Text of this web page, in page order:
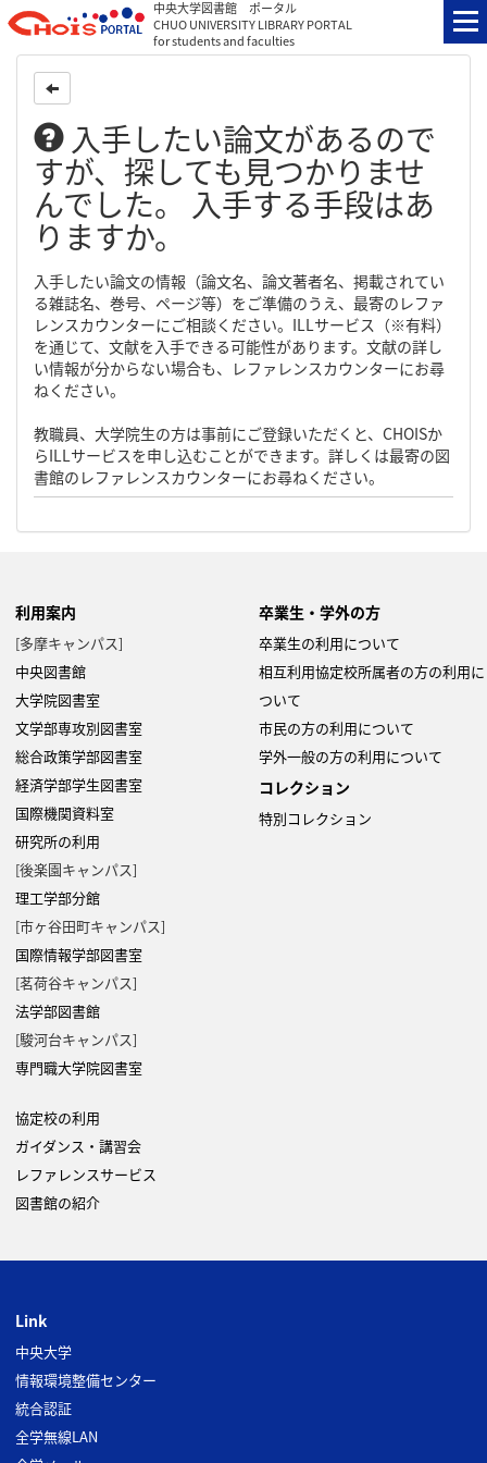
中央大学図書館 ポータル
CHUO UNIVERSITY LIBRARY PORTAL
for students and faculties
入手したい論文があるので
すが、探しても見つかりませ
んでした。 入手する手段はあ
りますか。
入手したい論文の情報（論文名、論文著者名、掲載されてい
る雑誌名、巻号、ページ等）をご準備のうえ、最寄のレファ
レンスカウンターにご相談ください。ILLサービス（※有料）
を通じて、文献を入手できる可能性があります。文献の詳し
い情報が分からない場合も、レファレンスカウンターにお尋
ねください。
教職員、大学院生の方は事前にご登録いただくと、CHOISか
らILLサービスを申し込むことができます。詳しくは最寄の図
書館のレファレンスカウンターにお尋ねください。
利用案内
[多摩キャンパス]
中央図書館
大学院図書室
文学部専攻別図書室
総合政策学部図書室
経済学部学生図書室
国際機関資料室
研究所の利用
[後楽園キャンパス]
理工学部分館
[市ヶ谷田町キャンパス]
国際情報学部図書室
[茗荷谷キャンパス]
法学部図書館
[駿河台キャンパス]
専門職大学院図書室
協定校の利用
ガイダンス・講習会
レファレンスサービス
図書館の紹介
卒業生・学外の方
卒業生の利用について
相互利用協定校所属者の方の利用に
ついて
市民の方の利用について
学外一般の方の利用について
コレクション
特別コレクション
Link
中央大学
情報環境整備センター
統合認証
全学無線LAN
Copyright 2022- Fujitsu Japan Limited